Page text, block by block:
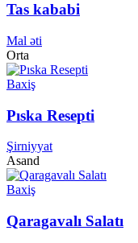
Tas kababi
Mal əti
Orta
Baxiş
Pıska Resepti
Şirniyyat
Asand
Baxiş
Qaragavalı Salatı